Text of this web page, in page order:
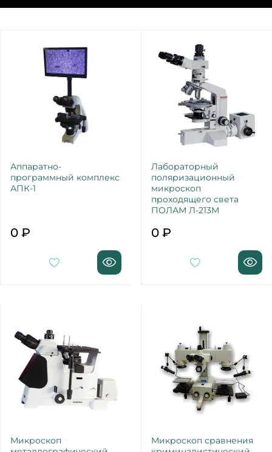
Аппаратно-
программный комплекс
АПК-1
0 ₽
Лабораторный
поляризационный
микроскоп
проходящего света
ПОЛАМ Л-213М
0 ₽
Микроскоп
Микроскоп сравнения